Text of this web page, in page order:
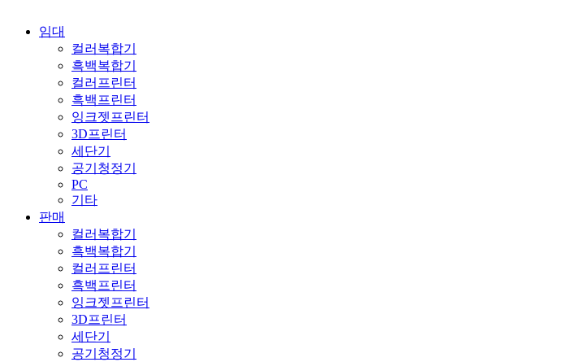
임대
컬러복합기
흑백복합기
컬러프린터
흑백프린터
잉크젯프린터
3D프린터
세단기
공기청정기
PC
기타
판매
컬러복합기
흑백복합기
컬러프린터
흑백프린터
잉크젯프린터
3D프린터
세단기
공기청정기